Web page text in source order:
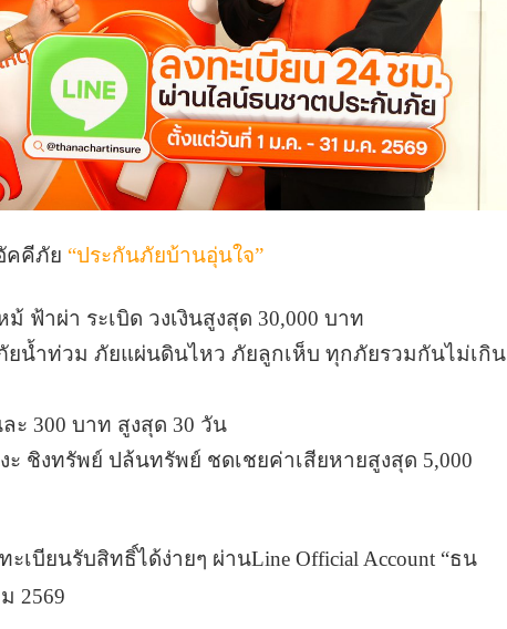
คคีภัย “ประกันภัยบ้านอุ่นใจ”
ฟ้าผ่า ระเบิด วงเงินสูงสุด 30,000 บาท
ยน้ำท่วม ภัยแผ่นดินไหว ภัยลูกเห็บ ทุกภัยรวมกันไม่เกิน
ะ 300 บาท สูงสุด 30 วัน
ะ ชิงทรัพย์ ปล้นทรัพย์ ชดเชยค่าเสียหายสูงสุด 5,000
บียนรับสิทธิ์ได้ง่ายๆ ผ่านLine Official Account “ธน
2569